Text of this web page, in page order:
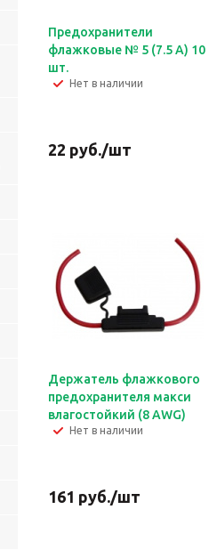
Предохранители
флажковые № 5 (7.5 А) 10
шт.
Нет в наличии
22 руб./шт
Держатель флажкового
предохранителя макси
влагостойкий (8 AWG)
Нет в наличии
161 руб./шт